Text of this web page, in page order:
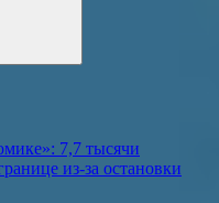
7,7 тысячи
из-за остановки